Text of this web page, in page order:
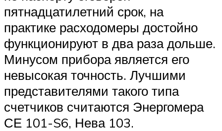
пятнадцатилетний срок, на
практике расходомеры достойно
функционируют в два раза дольше.
Минусом прибора является его
невысокая точность. Лучшими
представителями такого типа
счетчиков считаются Энергомера
СЕ 101-S6, Нева 103.